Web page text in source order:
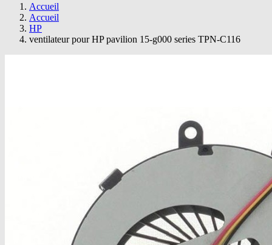
Accueil
Accueil
HP
ventilateur pour HP pavilion 15-g000 series TPN-C116